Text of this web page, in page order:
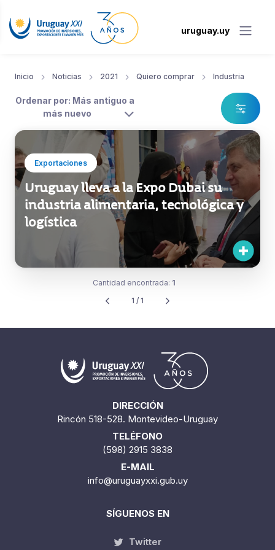
uruguay.uy
Inicio Noticias 2021 Quiero comprar Industria
Ordenar por: Más antiguo a
más nuevo
Exportaciones
Uruguay lleva a la Expo Dubai su
industria alimentaria, tecnológica y
logística
Cantidad encontrada: 1
1 / 1
DIRECCIÓN
Rincón 518-528. Montevideo-Uruguay
TELÉFONO
(598) 2915 3838
E-MAIL
info@uruguayxxi.gub.uy
SÍGUENOS EN
Twitter